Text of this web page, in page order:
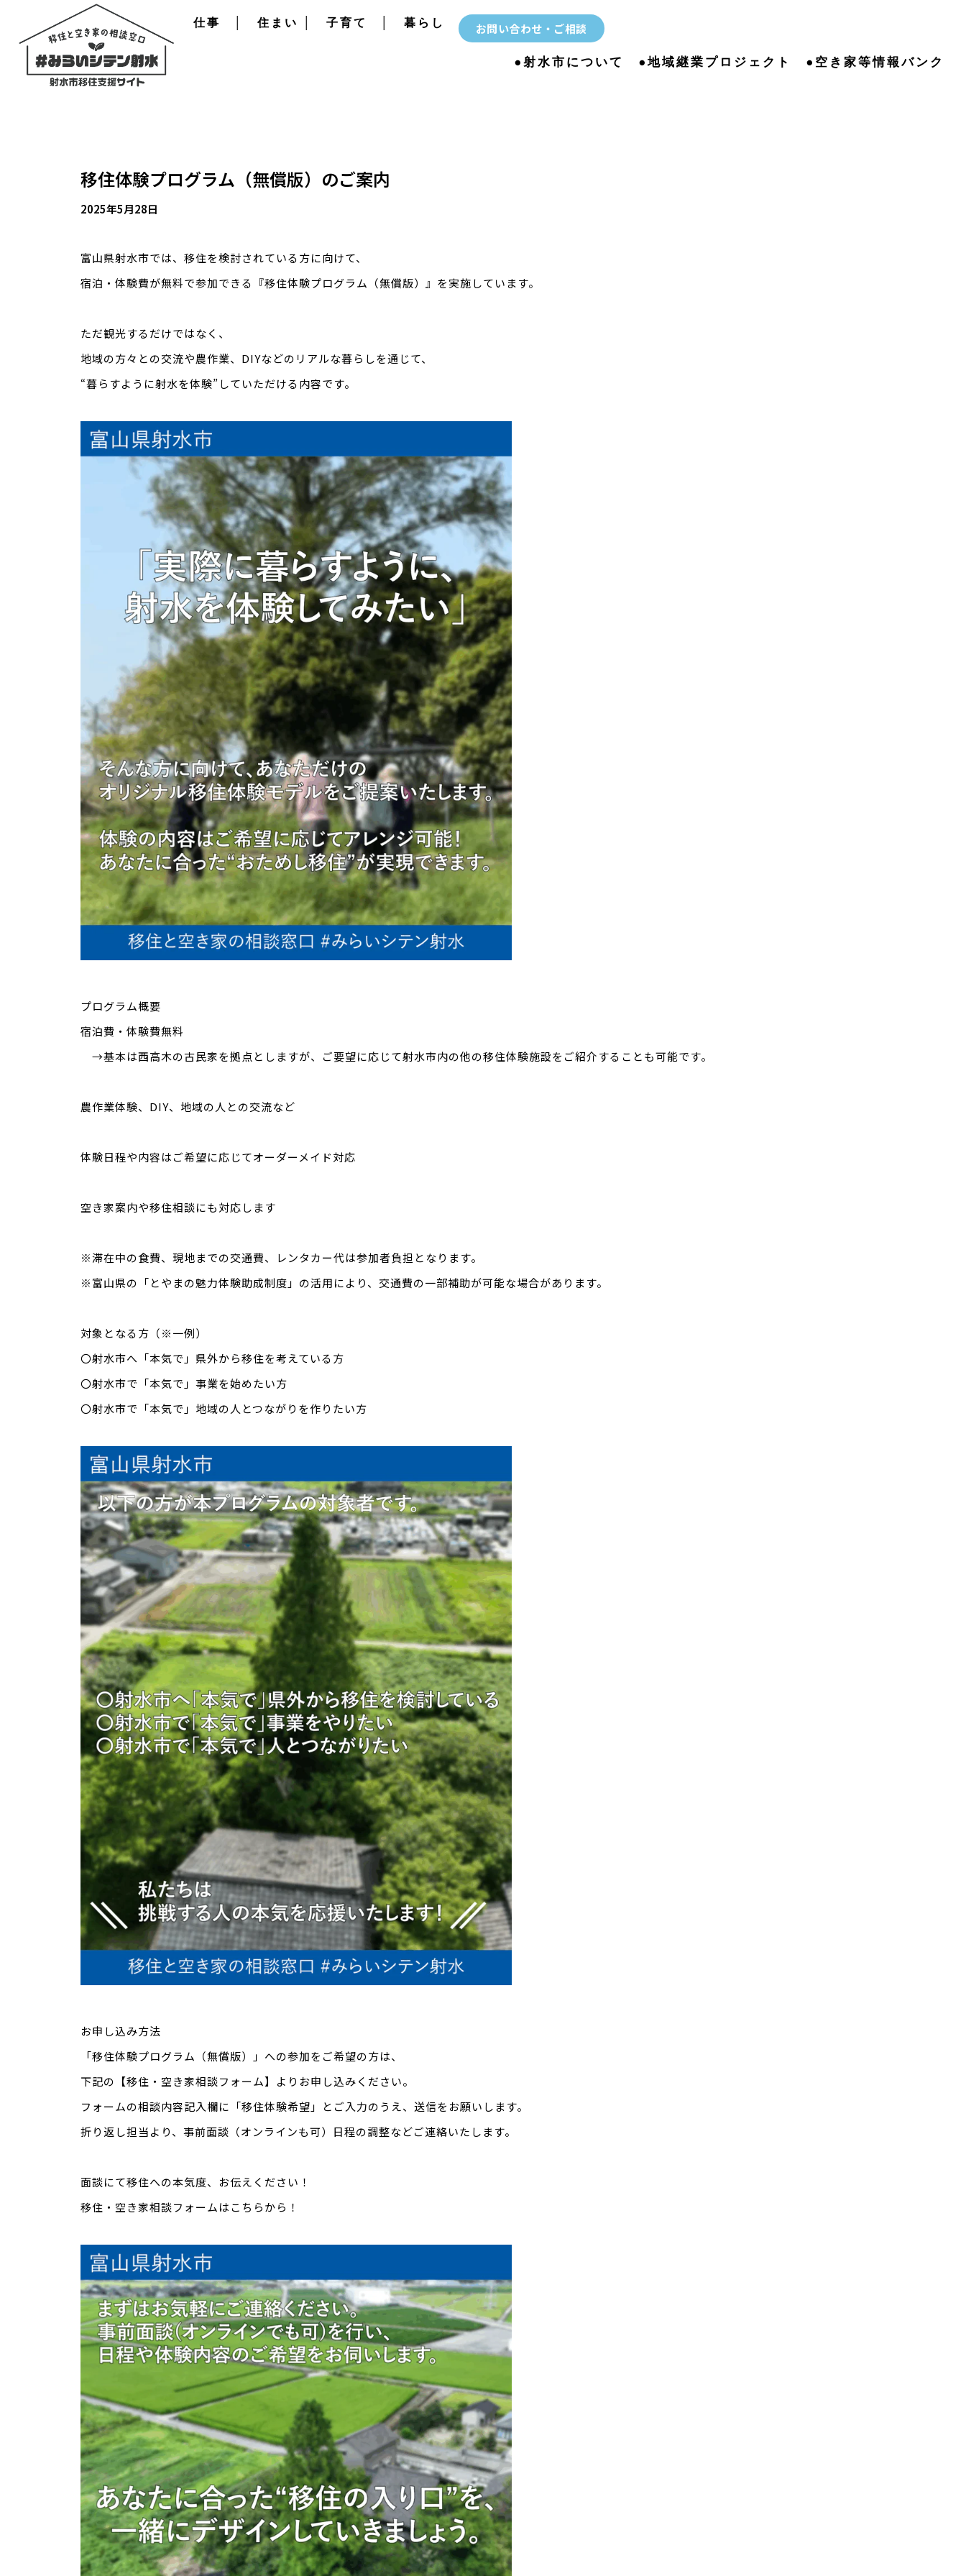
仕事 住まい 子育て 暮らし お問い合わせ・ご相談
●射水市について ●地域継業プロジェクト ●空き家等情報バンク
移住体験プログラム（無償版）のご案内
2025年5月28日
富山県射水市では、移住を検討されている方に向けて、
宿泊・体験費が無料で参加できる『移住体験プログラム（無償版）』を実施しています。
ただ観光するだけではなく、
地域の方々との交流や農作業、DIYなどのリアルな暮らしを通じて、
“暮らすように射水を体験”していただける内容です。
プログラム概要
宿泊費・体験費無料
→基本は西高木の古民家を拠点としますが、ご要望に応じて射水市内の他の移住体験施設をご紹介することも可能です。
農作業体験、DIY、地域の人との交流など
体験日程や内容はご希望に応じてオーダーメイド対応
空き家案内や移住相談にも対応します
※滞在中の食費、現地までの交通費、レンタカー代は参加者負担となります。
※富山県の「とやまの魅力体験助成制度」の活用により、交通費の一部補助が可能な場合があります。
対象となる方（※一例）
〇射水市へ「本気で」県外から移住を考えている方
〇射水市で「本気で」事業を始めたい方
〇射水市で「本気で」地域の人とつながりを作りたい方
お申し込み方法
「移住体験プログラム（無償版）」への参加をご希望の方は、
下記の【移住・空き家相談フォーム】よりお申し込みください。
フォームの相談内容記入欄に「移住体験希望」とご入力のうえ、送信をお願いします。
折り返し担当より、事前面談（オンラインも可）日程の調整などご連絡いたします。
面談にて移住への本気度、お伝えください！
移住・空き家相談フォームはこちらから！